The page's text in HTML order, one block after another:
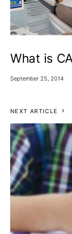
What is
September 25, 2014
NEXT ARTICLE